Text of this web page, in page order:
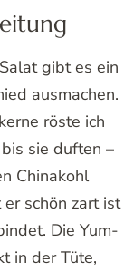
gibt es ein
ausmachen.
röste ich
sie duften –
Chinakohl
schön zart ist
Die Yum-
in der Tüte,